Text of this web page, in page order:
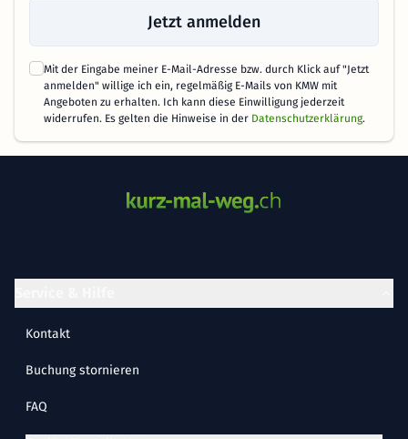
Jetzt anmelden
Mit der Eingabe meiner E-Mail-Adresse bzw. durch Klick auf "Jetzt
anmelden" willige ich ein, regelmäßig E-Mails von KMW mit
Angeboten zu erhalten. Ich kann diese Einwilligung jederzeit
widerrufen. Es gelten die Hinweise in der Datenschutzerklärung.
Kontakt
Buchung stornieren
FAQ